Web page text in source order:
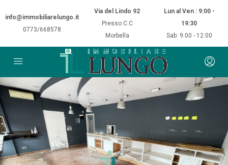
info@immobiliarelungo.it
0773/668578
Via del Lindo 92
Presso C.C
Morbella
Lun al Ven : 9:00 -
19:30
Sab: 9:00 - 12:00